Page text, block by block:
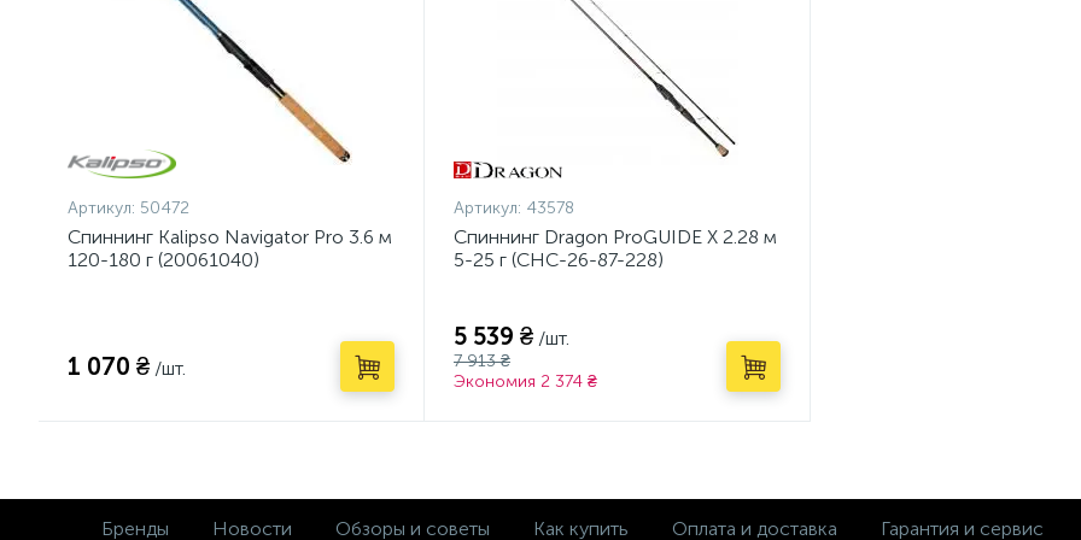
Артикул: 50472
Спиннинг Kalipso Navigator Pro 3.6 м
120-180 г (20061040)
1 070 ₴ /шт.
Артикул: 43578
Спиннинг Dragon ProGUIDE X 2.28 м
5-25 г (CHC-26-87-228)
5 539 ₴ /шт.
7 913 ₴
Экономия 2 374 ₴
Бренды Новости Обзоры и советы Как купить Оплата и доставка Гарантия и сервис